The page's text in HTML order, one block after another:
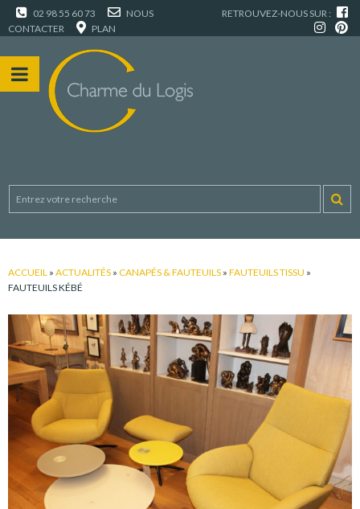
02 98 55 60 73
NOUS
CONTACTER
PLAN
RETROUVEZ-NOUS SUR :
ACCUEIL » ACTUALITÉS » CANAPÉS & FAUTEUILS » FAUTEUILS TISSU »
FAUTEUILS KÉBÉ